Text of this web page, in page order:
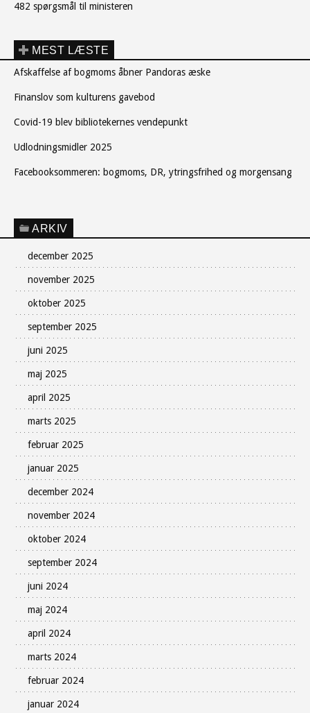
482 spørgsmål til ministeren
MEST LÆSTE
Afskaffelse af bogmoms åbner Pandoras æske
Finanslov som kulturens gavebod
Covid-19 blev bibliotekernes vendepunkt
Udlodningsmidler 2025
Facebooksommeren: bogmoms, DR, ytringsfrihed og morgensang
ARKIV
december 2025
november 2025
oktober 2025
september 2025
juni 2025
maj 2025
april 2025
marts 2025
februar 2025
januar 2025
december 2024
november 2024
oktober 2024
september 2024
juni 2024
maj 2024
april 2024
marts 2024
februar 2024
januar 2024